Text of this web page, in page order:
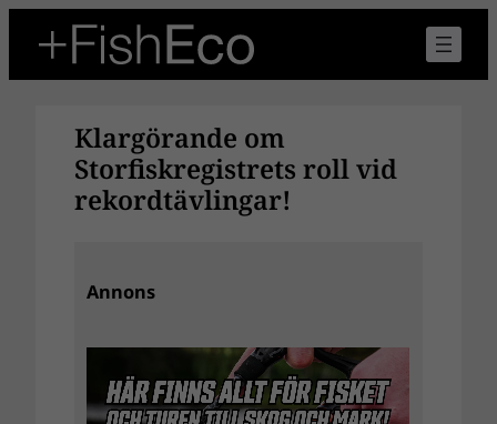
innehåll
Klargörande om
Storfiskregistrets roll vid
rekordtävlingar!
Annons